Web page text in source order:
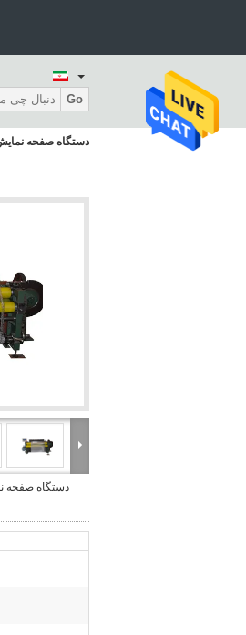
Go
دستگاه صفحه نمایش پنجره
دستگاه صفحه